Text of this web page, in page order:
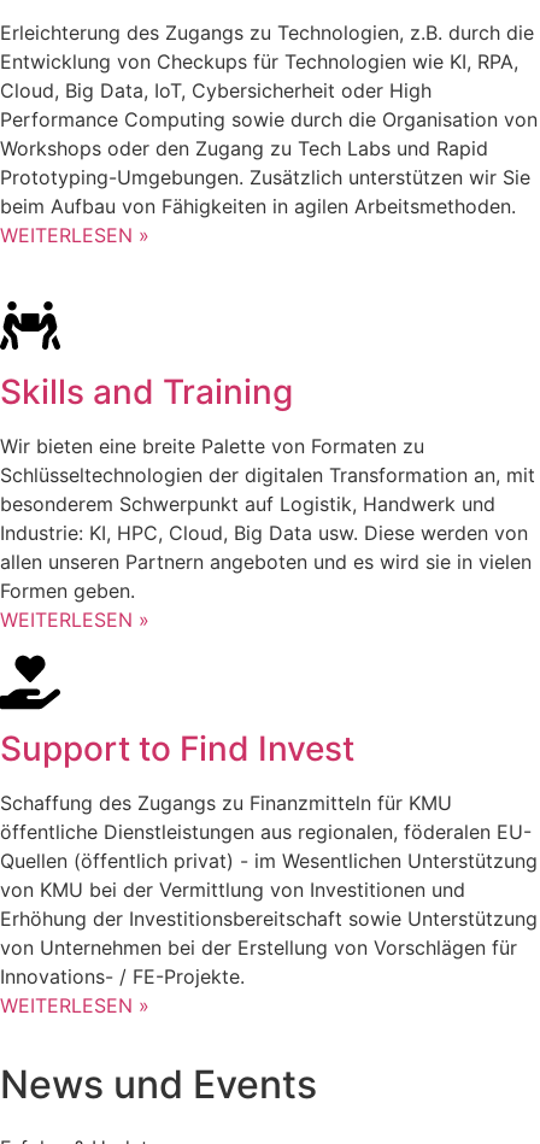
Erleichterung des Zugangs zu Technologien, z.B. durch die
Entwicklung von Checkups für Technologien wie KI, RPA,
Cloud, Big Data, IoT, Cybersicherheit oder High
Performance Computing sowie durch die Organisation von
Workshops oder den Zugang zu Tech Labs und Rapid
Prototyping-Umgebungen. Zusätzlich unterstützen wir Sie
beim Aufbau von Fähigkeiten in agilen Arbeitsmethoden.
WEITERLESEN »
Skills and Training
Wir bieten eine breite Palette von Formaten zu
Schlüsseltechnologien der digitalen Transformation an, mit
besonderem Schwerpunkt auf Logistik, Handwerk und
Industrie: KI, HPC, Cloud, Big Data usw. Diese werden von
allen unseren Partnern angeboten und es wird sie in vielen
Formen geben.
WEITERLESEN »
Support to Find Invest
Schaffung des Zugangs zu Finanzmitteln für KMU
öffentliche Dienstleistungen aus regionalen, föderalen EU-
Quellen (öffentlich privat) - im Wesentlichen Unterstützung
von KMU bei der Vermittlung von Investitionen und
Erhöhung der Investitionsbereitschaft sowie Unterstützung
von Unternehmen bei der Erstellung von Vorschlägen für
Innovations- / FE-Projekte.
WEITERLESEN »
News und Events